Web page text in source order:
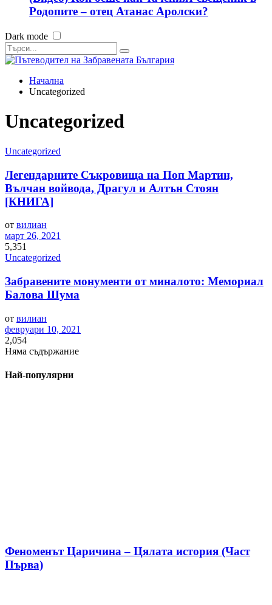
Родопите – отец Атанас Аролски?
Dark mode
Начална
Uncategorized
Uncategorized
Uncategorized
Легендарните Съкровища на Поп Мартин,
Вълчан войвода, Драгул и Алтън Стоян
[КНИГА]
от вилиан
март 26, 2021
5,351
Uncategorized
Забравените монументи от миналото: Мемориал
Балова Шума
от вилиан
февруари 10, 2021
2,054
Няма съдържание
Най-популярни
Феноменът Царичина – Цялата история (Част
Първа)